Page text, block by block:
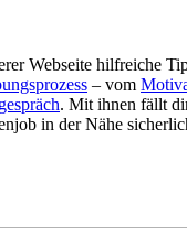
Webseite hilfreiche
– vom
. Mit ihnen fällt
in der Nähe